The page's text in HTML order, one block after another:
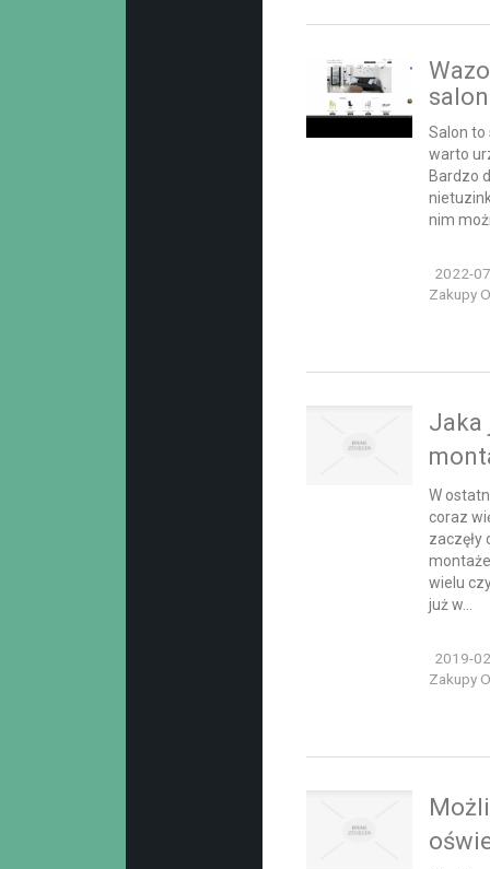
Salon
warto
Bardzo
nim
2022-
Zakupy
Jaka
W
coraz
zaczęły
wielu
już w...
2019-
Zakupy